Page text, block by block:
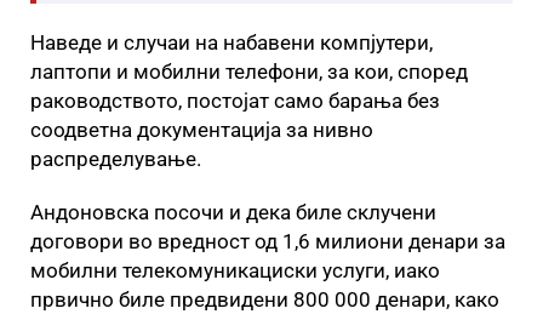
Наведе и случаи на набавени компјутери,
лаптопи и мобилни телефони, за кои, според
раководството, постојат само барања без
соодветна документација за нивно
распределување.
Андоновска посочи и дека биле склучени
договори во вредност од 1,6 милиони денари за
мобилни телекомуникациски услуги, иако
првично биле предвидени 800 000 денари, како